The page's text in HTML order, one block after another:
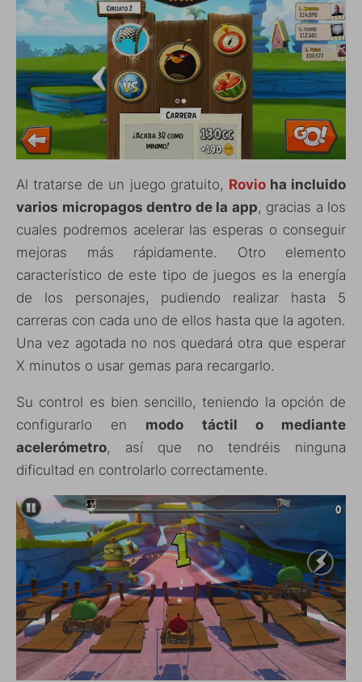
Al tratarse de un juego gratuito, Rovioha incluido
varios micropagos dentro de la app, gracias a los
cuales podremos acelerar las esperas o conseguir
mejoras más rápidamente. Otro elemento
característico de este tipo de juegos es la energía
de los personajes, pudiendo realizar hasta 5
carreras con cada uno de ellos hasta que la agoten.
Una vez agotada no nos quedará otra que esperar
X minutos o usar gemas para recargarlo.
Su control es bien sencillo, teniendo la opción de
configurarlo en modo táctil o mediante
acelerómetro, así que no tendréis ninguna
dificultad en controlarlo correctamente.